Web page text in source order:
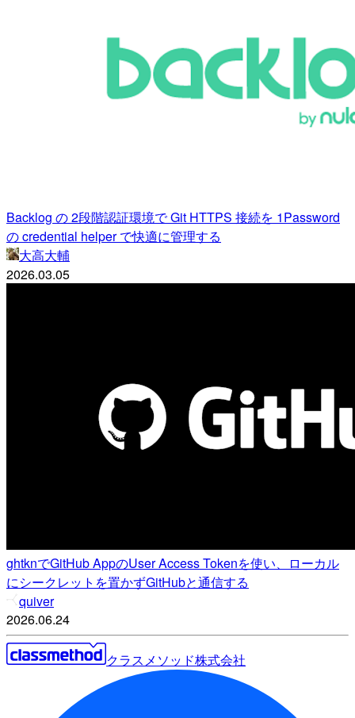
Backlog の 2段階認証環境で Git HTTPS 接続を 1Password
の credential helper で快適に管理する
大高大輔
2026.03.05
ghtknでGitHub AppのUser Access Tokenを使い、ローカル
にシークレットを置かずGitHubと通信する
quiver
2026.06.24
クラスメソッド株式会社